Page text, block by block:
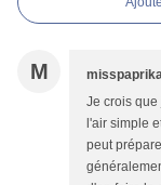
M
Je crois que
l'air simple
peut